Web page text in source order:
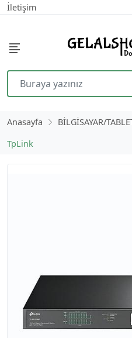
İletişim
Anasayfa BİLGİSAYAR/
TpLink